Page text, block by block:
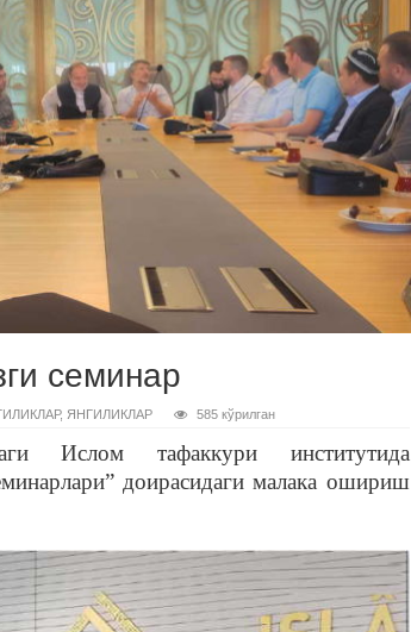
семинар
, ЯНГИЛИКЛАР 585 кўрилган
Ислом тафаккури институтида
доирасидаги малака ошириш